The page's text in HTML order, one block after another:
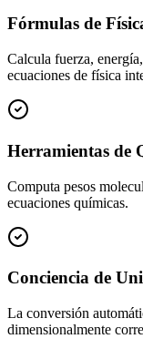
Fórmulas de
Calcula fuerza,
ecuaciones de física
Herramientas de
Computa pesos
ecuaciones químicas.
Conciencia de
La conversión
dimensionalmente